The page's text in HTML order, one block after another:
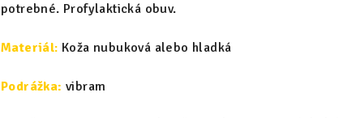
potrebné. Profylaktická obuv.
Materiál: Koža nubuková alebo hladká
Podrážka: vibram